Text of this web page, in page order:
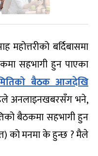
बर्दिबासमा
सहभागी हुन पाएका
बैठक आजदेखि
अनलाइनखबरसँग भने,
बैठकमा सहभागी हुन
को मनमा के हुन्छ ? मैले